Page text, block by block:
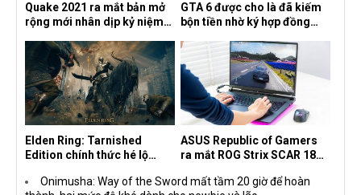
Quake 2021 ra mắt bản mở
rộng mới nhân dịp kỷ niệm
the Machine
GTA 6 được cho là đã kiếm
bộn tiền nhờ ký hợp đồng
Elden Ring: Tarnished
Edition chính thức hé lộ
ASUS Republic of Gamers
ra mắt ROG Strix SCAR 18
Onimusha: Way of the Sword mất tầm 20 giờ để hoàn